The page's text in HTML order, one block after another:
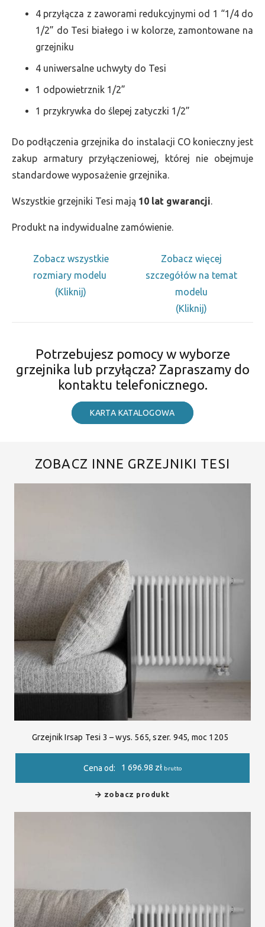
4 przyłącza z zaworami redukcyjnymi od 1 “1/4 do
1/2” do Tesi białego i w kolorze, zamontowane na
grzejniku
4 uniwersalne uchwyty do Tesi
1 odpowietrznik 1/2”
1 przykrywka do ślepej zatyczki 1/2”
Do podłączenia grzejnika do instalacji CO konieczny jest
zakup armatury przyłączeniowej, której nie obejmuje
standardowe wyposażenie grzejnika.
Wszystkie grzejniki Tesi mają 10 lat gwarancji.
Produkt na indywidualne zamówienie.
Zobacz wszystkie
rozmiary modelu
(Kliknij)
Zobacz więcej
szczegółów na temat
modelu
(Kliknij)
Potrzebujesz pomocy w wyborze
grzejnika lub przyłącza? Zapraszamy do
kontaktu telefonicznego.
KARTA KATALOGOWA
ZOBACZ INNE GRZEJNIKI TESI
Grzejnik Irsap Tesi 3 – wys. 565, szer. 945, moc 1205
Cena od: 1 696.98 zł brutto
zobacz produkt